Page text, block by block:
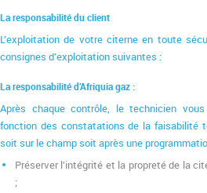
La responsabilité du client
L’exploitation de votre citerne en toute
consignes d’exploitation suivantes :
La responsabilité d’Afriquia gaz :
Après chaque contrôle, le technicien
fonction des constatations de la faisabilité
soit sur le champ soit après une
Préserver l’intégrité et la propreté de la
;